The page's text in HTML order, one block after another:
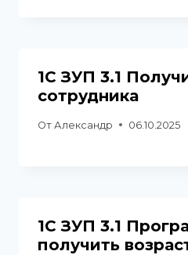
1С ЗУП 3.1
сотрудника
От Александр 06.10.2025
1С ЗУП 3.1
получить